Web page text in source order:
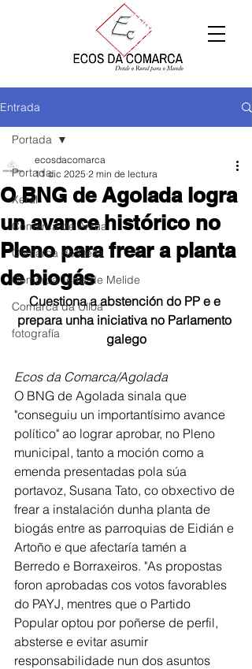
Entrada
Portada
Xeral
Comarca de Arzúa
Comarca de Deza
Comarca Terra de Melide
Comarca da Ulloa
fotografía
Portada
O BNG de Agolada logra
un avance histórico no
Pleno para frear a planta
de biogás
ecosdacomarca
11 dic 2025 2 min de lectura
Cuestiona a abstención do PP e e
prepara unha iniciativa no Parlamento
galego
Ecos da Comarca/Agolada
O BNG de Agolada sinala que
"conseguiu un importantísimo avance
político" ao lograr aprobar, no Pleno
municipal, tanto a moción como a
emenda presentadas pola súa
portavoz, Susana Tato, co obxectivo de
frear a instalación dunha planta de
biogás entre as parroquias de Eidián e
Artoño e que afectaría tamén a
Berredo e Borraxeiros. "As propostas
foron aprobadas cos votos favorables
do PAYJ, mentres que o Partido
Popular optou por poñerse de perfil,
absterse e evitar asumir
responsabilidade nun dos asuntos